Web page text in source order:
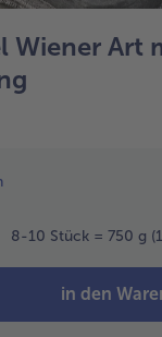
Torten
Alternativprodukte
Wiener Art
8-10 Stück = 750 g
in den